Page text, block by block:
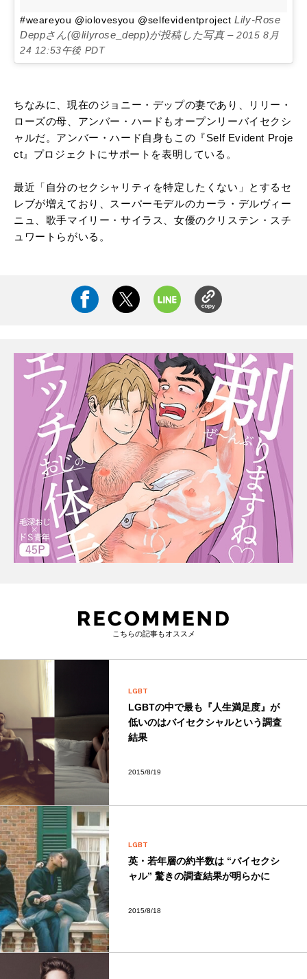
#weareyou @iolovesyou @selfevidentproject Lily-Rose
Deppさん(@lilyrose_depp)が投稿した写真 –2015 8月
24 12:53午後 PDT
ちなみに、現在のジョニー・デップの妻であり、リリー・
ローズの母、アンバー・ハードもオープンリーバイセクシ
ャルだ。アンバー・ハード自身もこの『Self Evident Proje
ct』プロジェクトにサポートを表明している。
最近「自分のセクシャリティを特定したくない」とするセ
レブが増えており、スーパーモデルのカーラ・デルヴィー
ニュ、歌手マイリー・サイラス、女優のクリステン・スチ
ュワートらがいる。
こちらの記事もオススメ
LGBT
LGBTの中で最も『人生満足度』が
低いのはバイセクシャルという調査
結果
2015/8/19
LGBT
英・若年層の約半数は “バイセクシ
ャル” 驚きの調査結果が明らかに
2015/8/18